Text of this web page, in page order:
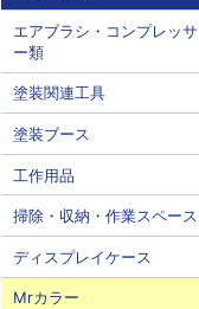
エアブラシ・コンプレッサ
ー類
塗装関連工具
塗装ブース
工作用品
掃除・収納・作業スペース
ディスプレイケース
Mrカラー